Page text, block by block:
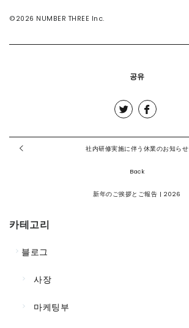
©️2026 NUMBER THREE Inc.
공유
社内研修実施に伴う休業のお知らせ
Back
新年のご挨拶とご報告 | 2026
카테고리
블로그
사장
마케팅부